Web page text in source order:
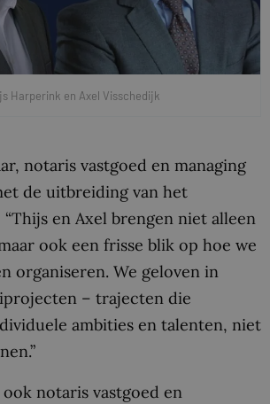
Harperink en Axel Visschedijk
notaris vastgoed en managing
de uitbreiding van het
en Axel brengen niet alleen
ook een frisse blik op hoe we
organiseren. We geloven in
– trajecten die
ambities en talenten, niet
notaris vastgoed en